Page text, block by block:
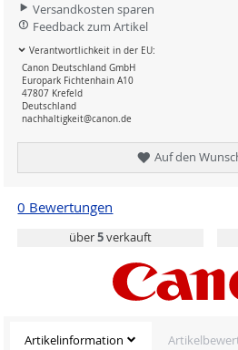
Versandkosten sparen
Feedback zum Artikel
Verantwortlichkeit in der EU:
Canon Deutschland GmbH
Europark Fichtenhain A10
47807 Krefeld
Deutschland
nachhaltigkeit@canon.de
Auf den
0 Bewertungen
über5verkauft
Artikelinformation